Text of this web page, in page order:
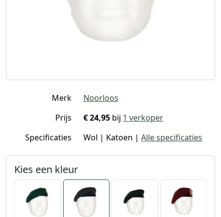
Merk
Noorloos
Prijs
€ 24,95 bij 1 verkoper
Specificaties
Wol | Katoen | Alle specificaties
Kies een kleur